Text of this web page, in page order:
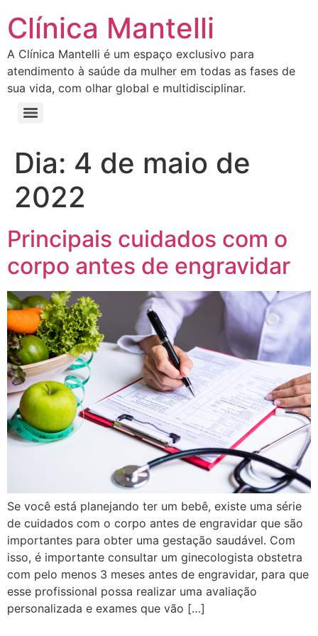
Clínica Mantelli
A Clínica Mantelli é um espaço exclusivo para
atendimento à saúde da mulher em todas as fases de
sua vida, com olhar global e multidisciplinar.
Dia: 4 de maio de
2022
Principais cuidados com o
corpo antes de engravidar
Se você está planejando ter um bebê, existe uma série
de cuidados com o corpo antes de engravidar que são
importantes para obter uma gestação saudável. Com
isso, é importante consultar um ginecologista obstetra
com pelo menos 3 meses antes de engravidar, para que
esse profissional possa realizar uma avaliação
personalizada e exames que vão […]